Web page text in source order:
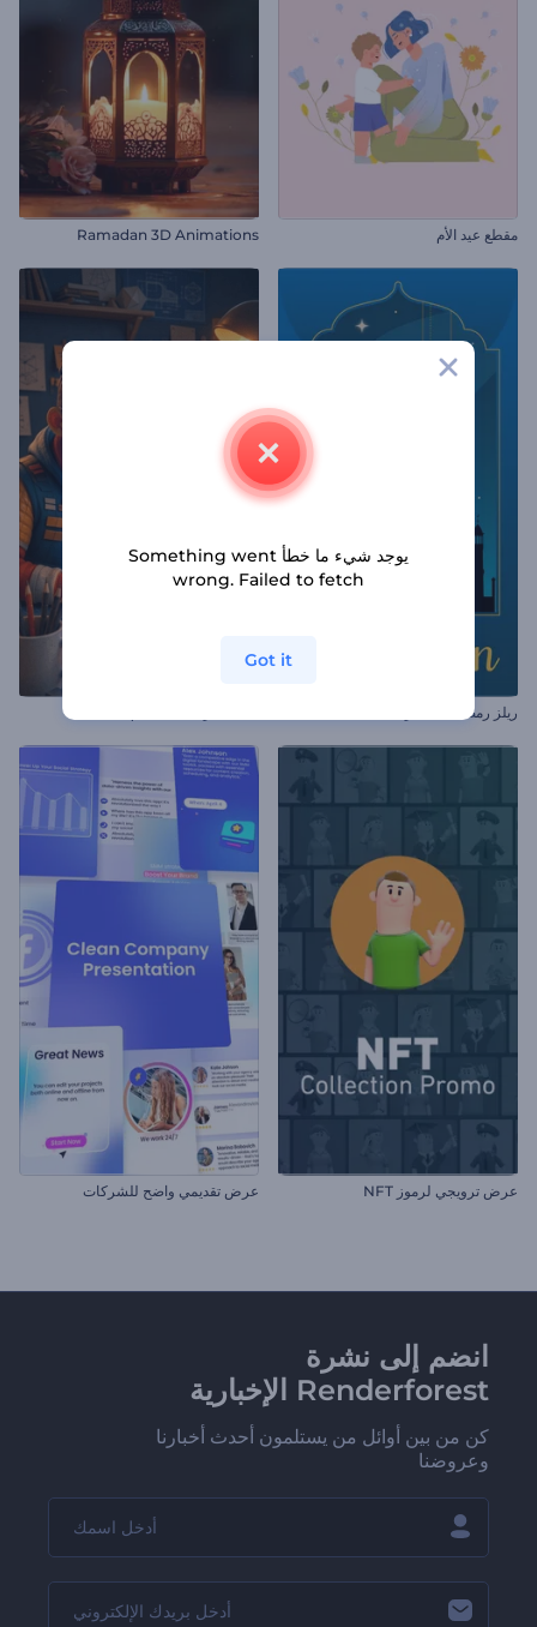
مقطع عيد الأم Ramadan 3D Animations
ريلز رمضان المتحركة
عرض ترويجي لرموز NFT عرض تقديمي واضح للشركات
انضم إلى نشرة
Renderforest الإخبارية
كن من بين أوائل من يستلمون أحدث أخبارنا
وعروضنا
يوجد شيء ما خطأ Something went
wrong. Failed to fetch
Got it